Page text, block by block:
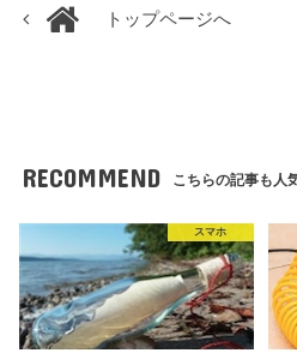
トップページへ
RECOMMEND こちらの記事も人
スマホ